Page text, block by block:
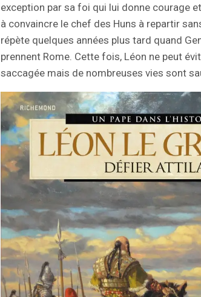
exception par sa foi qui lui donne courage
à convaincre le chef des Huns à repartir
répète quelques années plus tard quand
prennent Rome. Cette fois, Léon ne peut
saccagée mais de nombreuses vies sont